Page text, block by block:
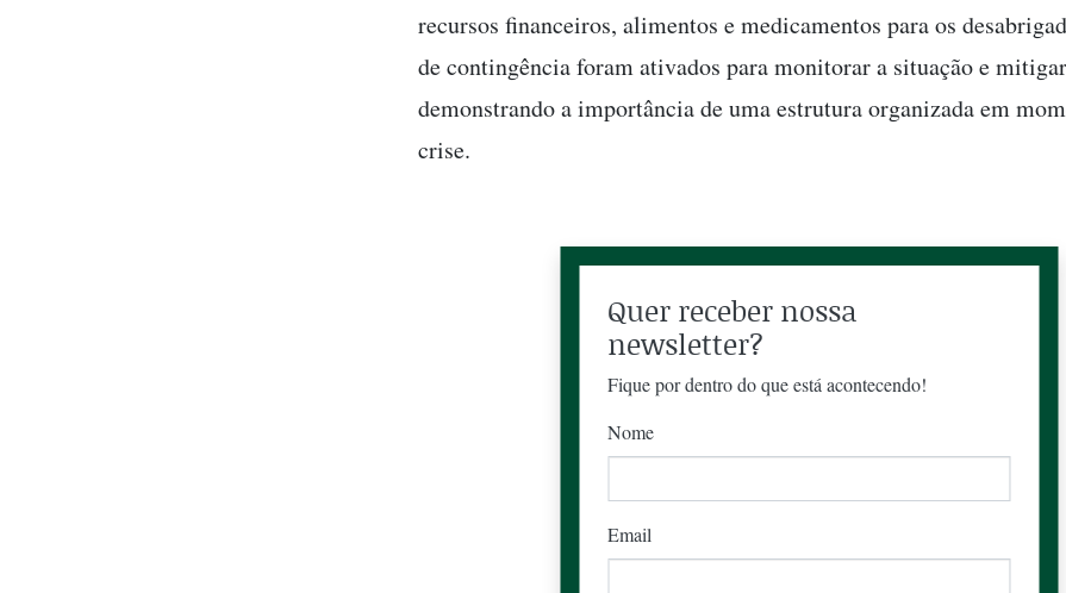
recursos financeiros, alimentos e medicamentos para os
de contingência foram ativados para monitorar a situação e
demonstrando a importância de uma estrutura organizada em
crise.
Quer receber nossa
newsletter?
Fique por dentro do que está acontecendo!
Nome
Email